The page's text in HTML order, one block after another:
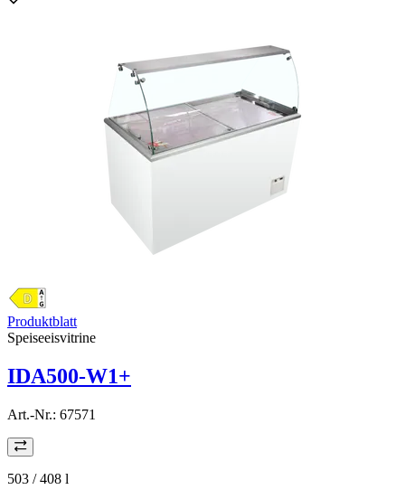
Produktblatt
Speiseeisvitrine
IDA500-W1+
Art.-Nr.: 67571
503 / 408 l